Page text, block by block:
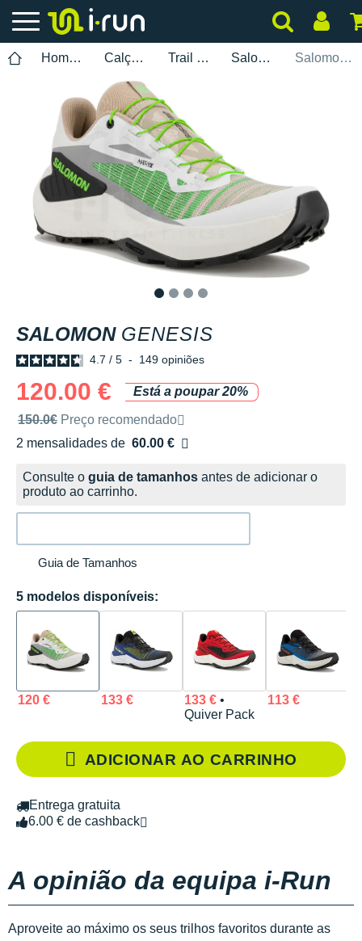
Homem Calçados Trail Running Salomon Salomon Genesis
SALOMON GENESIS
4.7 / 5 - 149 opiniões
120.00 €
Está a poupar 20%
Preço de venda recomendado pela marca
150.0€ Preço recomendado
2 mensalidades de 60.00 €
sem custos
Consulte o guia de tamanhos antes de adicionar o
produto ao carrinho.
Guia de Tamanhos
5 modelos disponíveis:
120 € 133 € 133 €•
Quiver Pack
113 €
ADICIONAR AO CARRINHO
Entrega gratuita
6.00 € de cashback
A opinião da equipa i-Run
Aproveite ao máximo os seus trilhos favoritos durante as